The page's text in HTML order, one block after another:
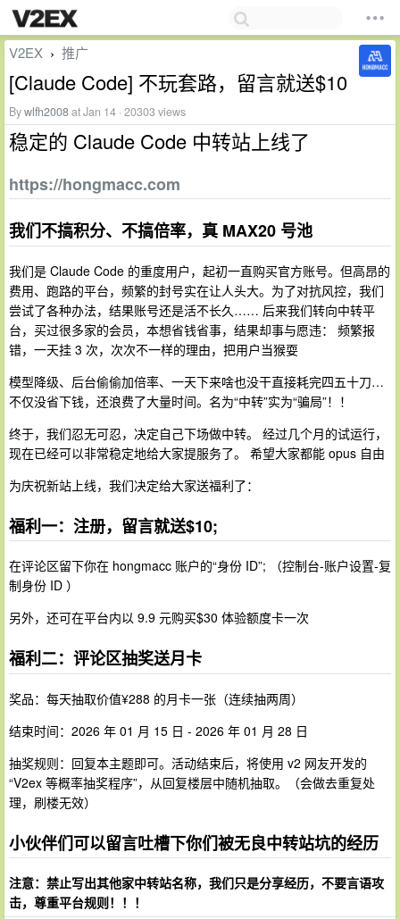
V2EX › 推广
[Claude Code] 不玩套路，留言就送$10
Bywlfh2008at Jan 14 · 20303 views
稳定的 Claude Code 中转站上线了
https://hongmacc.com
我们不搞积分、不搞倍率，真 MAX20 号池
我们是 Claude Code 的重度用户，起初一直购买官方账号。但高昂的
费用、跑路的平台，频繁的封号实在让人头大。为了对抗风控，我们
尝试了各种办法，结果账号还是活不长久…… 后来我们转向中转平
台，买过很多家的会员，本想省钱省事，结果却事与愿违： 频繁报
错，一天挂 3 次，次次不一样的理由，把用户当猴耍
模型降级、后台偷偷加倍率、一天下来啥也没干直接耗完四五十刀…
不仅没省下钱，还浪费了大量时间。名为“中转”实为“骗局”！！
终于，我们忍无可忍，决定自己下场做中转。 经过几个月的试运行，
现在已经可以非常稳定地给大家提服务了。 希望大家都能 opus 自由
为庆祝新站上线，我们决定给大家送福利了：
福利一：注册，留言就送$10;
在评论区留下你在 hongmacc 账户的“身份 ID”; （控制台-账户设置-复
制身份 ID ）
另外，还可在平台内以 9.9 元购买$30 体验额度卡一次
福利二：评论区抽奖送月卡
奖品：每天抽取价值¥288 的月卡一张（连续抽两周）
结束时间：2026 年 01 月 15 日 - 2026 年 01 月 28 日
抽奖规则：回复本主题即可。活动结束后，将使用 v2 网友开发的
“V2ex 等概率抽奖程序”，从回复楼层中随机抽取。（会做去重复处
理，刷楼无效）
小伙伴们可以留言吐槽下你们被无良中转站坑的经历
注意：禁止写出其他家中转站名称，我们只是分享经历，不要言语攻
击，尊重平台规则！！！